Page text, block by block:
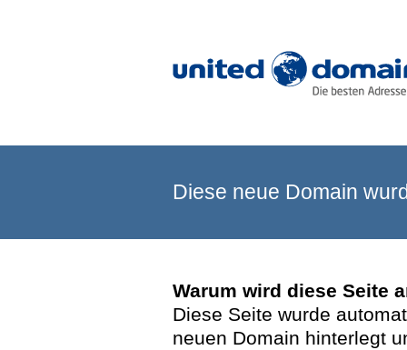
Diese neue Domain
Warum wird diese Seite
Diese Seite wurde
neuen Domain hinterlegt